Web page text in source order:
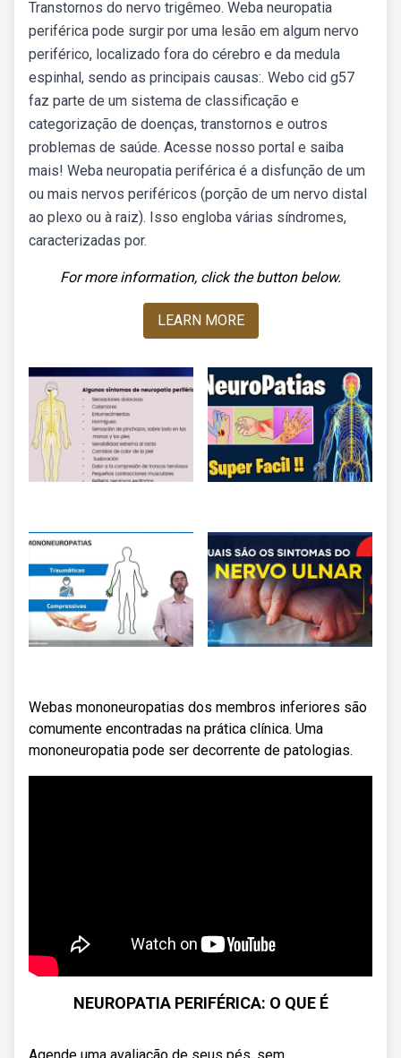
Transtornos do nervo trigêmeo. Weba neuropatia
periférica pode surgir por uma lesão em algum nervo
periférico, localizado fora do cérebro e da medula
espinhal, sendo as principais causas:. Webo cid g57
faz parte de um sistema de classificação e
categorização de doenças, transtornos e outros
problemas de saúde. Acesse nosso portal e saiba
mais! Weba neuropatia periférica é a disfunção de um
ou mais nervos periféricos (porção de um nervo distal
ao plexo ou à raiz). Isso engloba várias síndromes,
caracterizadas por.
For more information, click the button below.
LEARN MORE
Webas mononeuropatias dos membros inferiores são
comumente encontradas na prática clínica. Uma
mononeuropatia pode ser decorrente de patologias.
NEUROPATIA PERIFÉRICA: O QUE É